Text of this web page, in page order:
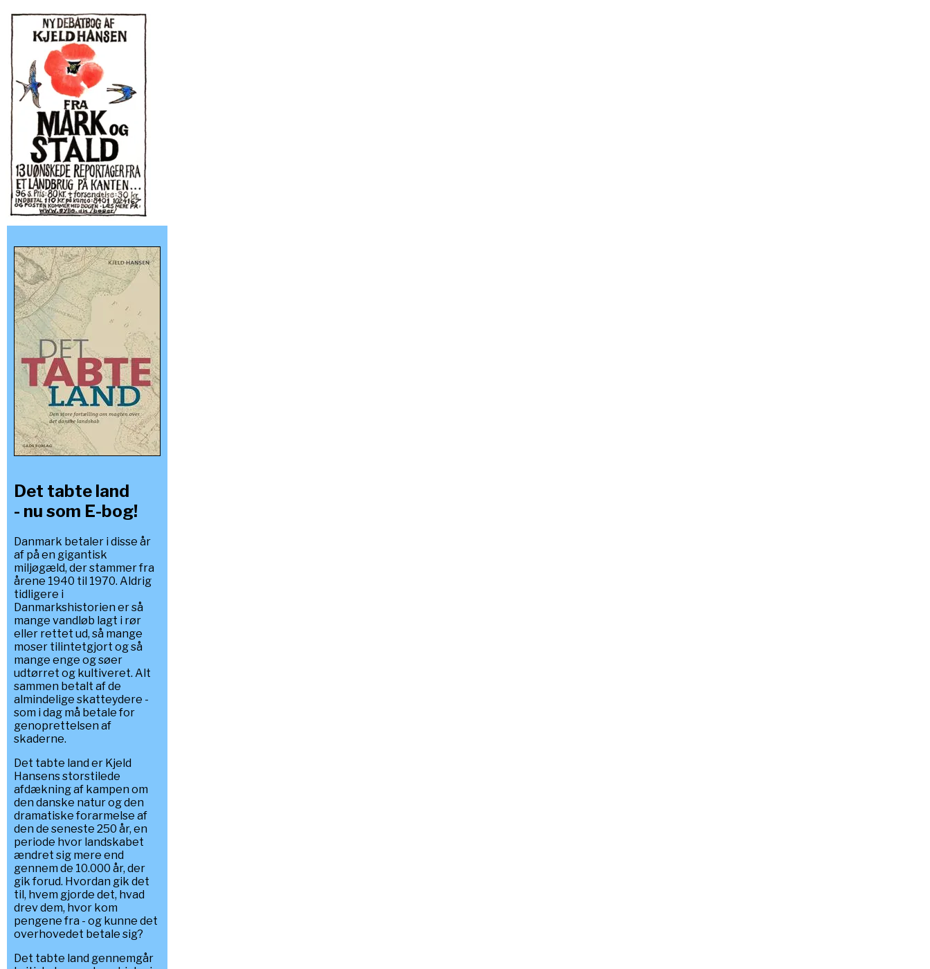
Det tabte land
- nu som E-bog!
Danmark betaler i disse år
af på en gigantisk
miljøgæld, der stammer fra
årene 1940 til 1970. Aldrig
tidligere i
Danmarkshistorien er så
mange vandløb lagt i rør
eller rettet ud, så mange
moser tilintetgjort og så
mange enge og søer
udtørret og kultiveret. Alt
sammen betalt af de
almindelige skatteydere -
som i dag må betale for
genoprettelsen af
skaderne.
Det tabte land er Kjeld
Hansens storstilede
afdækning af kampen om
den danske natur og den
dramatiske forarmelse af
den de seneste 250 år, en
periode hvor landskabet
ændret sig mere end
gennem de 10.000 år, der
gik forud. Hvordan gik det
til, hvem gjorde det, hvad
drev dem, hvor kom
pengene fra - og kunne det
overhovedet betale sig?
Det tabte land gennemgår